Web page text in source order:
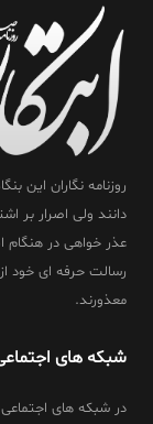
روزنامه نگاران این
دانند ولی اصرار بر
عذر خواهی در هنگام
رسالت حرفه ای خود
معذورند.
شبکه های
در شبکه های اجتماعی